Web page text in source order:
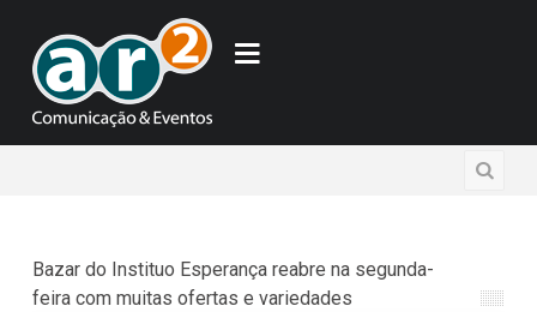
Bazar do Instituo Esperança reabre na segunda-
feira com muitas ofertas e variedades